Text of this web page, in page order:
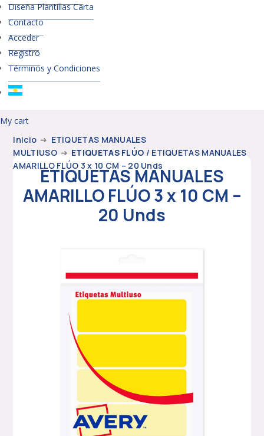
Diseña Plantillas Carta
Contacto
Acceder
Registro
Términos y Condiciones
My cart
Inicio ➜ ETIQUETAS MANUALES
MULTIUSO ➜ ETIQUETAS FLÚO / ETIQUETAS MANUALES
AMARILLO FLÚO 3 x 10 CM – 20 Unds
ETIQUETAS MANUALES
AMARILLO FLÚO 3 x 10 CM –
20 Unds